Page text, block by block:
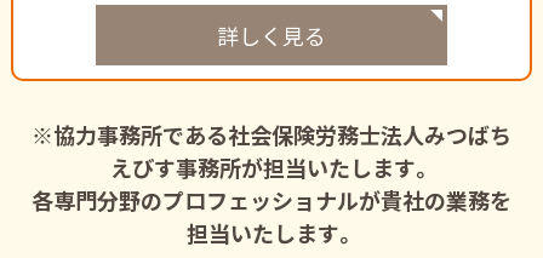
詳しく見る
※協力事務所である社会保険労務士法人みつばち
えびす事務所が担当いたします。
各専門分野のプロフェッショナルが貴社の業務を
担当いたします。